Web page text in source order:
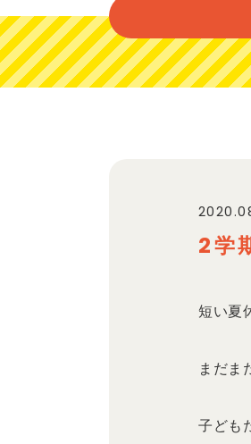
2学
短い夏
まだま
子ども